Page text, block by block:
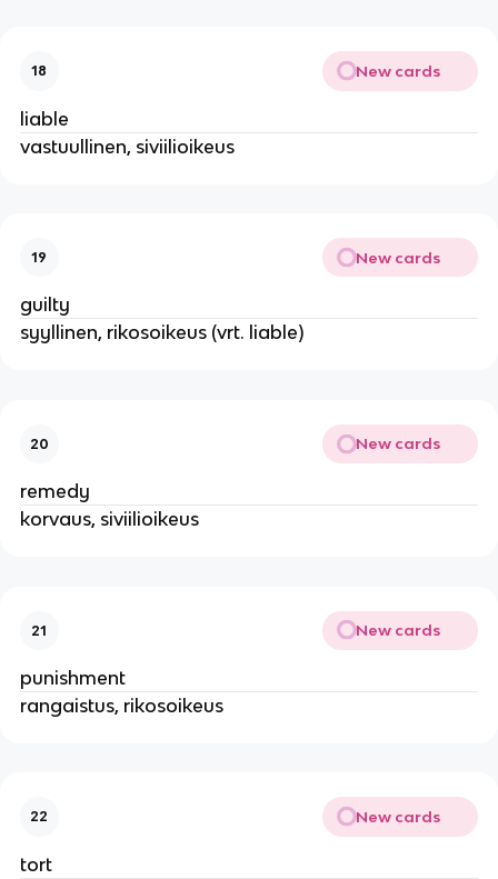
18 New cards
liable
vastuullinen, siviilioikeus
19 New cards
guilty
syyllinen, rikosoikeus (vrt. liable)
20 New cards
remedy
korvaus, siviilioikeus
21 New cards
punishment
rangaistus, rikosoikeus
22 New cards
tort